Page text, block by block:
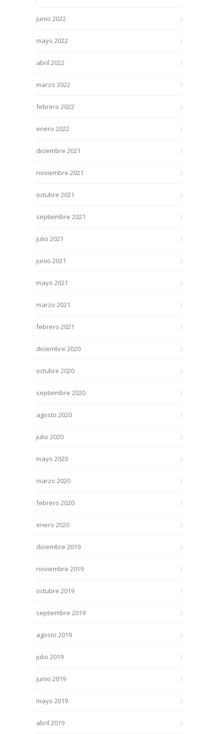
junio 2022
mayo 2022
abril 2022
marzo 2022
febrero 2022
enero 2022
diciembre 2021
noviembre 2021
octubre 2021
septiembre 2021
julio 2021
junio 2021
mayo 2021
marzo 2021
febrero 2021
diciembre 2020
octubre 2020
septiembre 2020
agosto 2020
julio 2020
mayo 2020
marzo 2020
febrero 2020
enero 2020
diciembre 2019
noviembre 2019
octubre 2019
septiembre 2019
agosto 2019
julio 2019
junio 2019
mayo 2019
abril 2019